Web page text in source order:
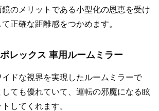
鏡のメリットである小型化の恩恵を受け
正確な距離感をつかめます。
レックス 車用ルームミラー
ドな視界を実現したルームミラーで
ても優れていて、運転の邪魔になる眩
してくれます。